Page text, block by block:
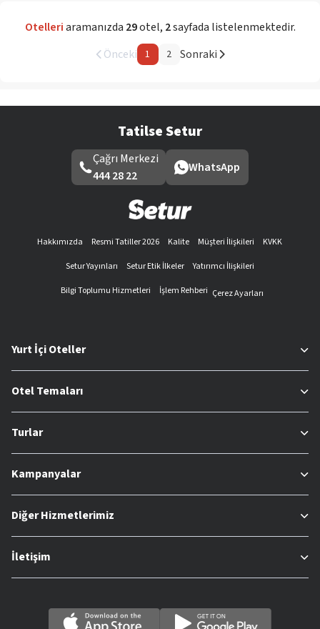
Otelleriaramanızda 29otel, 2sayfada listelenmektedir.
Önceki 1 2 Sonraki
Tatilse Setur
Çağrı Merkezi
444 28 22
WhatsApp
Hakkımızda Resmi Tatiller 2026 Kalite Müşteri İlişkileri
KVKK
Setur Yayınları
Setur Etik İlkeler
Yatırımcı İlişkileri
Bilgi Toplumu Hizmetleri
İşlem Rehberi Çerez Ayarları
Yurt İçi Oteller
Otel Temaları
Turlar
Kampanyalar
Diğer Hizmetlerimiz
İletişim